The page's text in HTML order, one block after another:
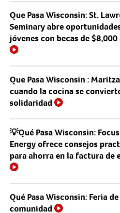
Que Pasa Wisconsin: St.
Seminary abre
jóvenes con becas de $8,000
Que Pasa Wisconsin :
cuando la cocina se
solidaridad
💡Qué Pasa Wisconsin:
Energy ofrece consejos
para ahorra en la factura de
Qué Pasa Wisconsin: Feria
comunidad